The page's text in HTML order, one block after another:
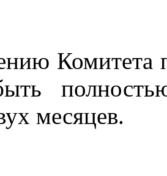
Комитета
месяцев.